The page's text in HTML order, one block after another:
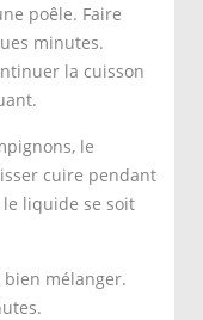
poêle. Faire
minutes.
la cuisson
le
cuire pendant
liquide se soit
mélanger.